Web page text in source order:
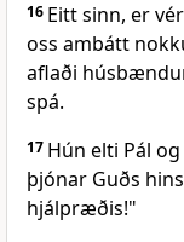
16 Eitt sinn, er
oss ambátt
aflaði
spá.
17 Hún elti Pál
þjónar Guðs
hjálpræðis!"